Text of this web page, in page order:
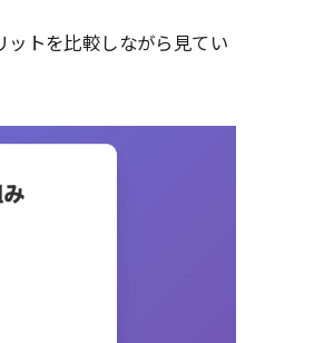
ットを比較しながら見てい